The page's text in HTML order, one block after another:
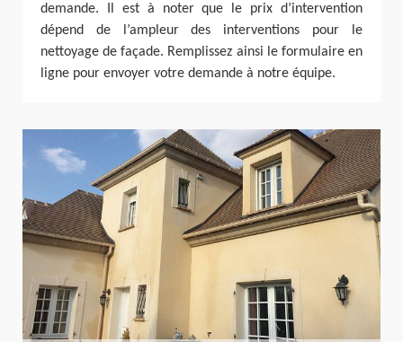
demande. Il est à noter que le prix d’intervention
dépend de l’ampleur des interventions pour le
nettoyage de façade. Remplissez ainsi le formulaire en
ligne pour envoyer votre demande à notre équipe.